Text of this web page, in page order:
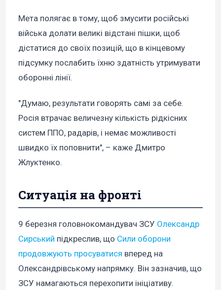
Мета полягає в тому, щоб змусити російські
війська долати великі відстані пішки, щоб
дістатися до своїх позицій, що в кінцевому
підсумку послабить їхню здатність утримувати
оборонні лінії.
"Думаю, результати говорять самі за себе.
Росія втрачає величезну кількість рідкісних
систем ППО, радарів, і немає можливості
швидко їх поповнити", – каже Дмитро
Жлуктенко.
Ситуація на фронті
9 березня головнокомандувач ЗСУ Олександр
Сирський підкреслив, що Сили оборони
продовжують просуватися вперед на
Олександрівському напрямку. Він зазначив, що
ЗСУ намагаються перехопити ініціативу.